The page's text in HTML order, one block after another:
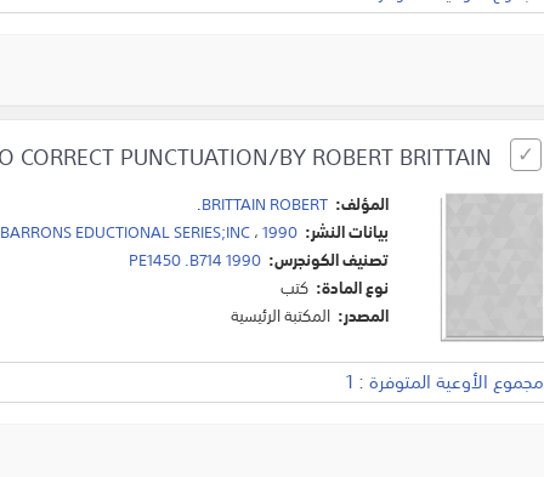
المؤلف: BRITTAIN ROBERT
.
بيانات النشر:
BARRONS EDUCTIONAL SERIES;INC،1990
تصنيف الكونجرس: PE1450 .B714 1990
نوع المادة: كتب
المصدر: المكتبة الرئيسية
مجموع الأوعية المتوفرة : 1